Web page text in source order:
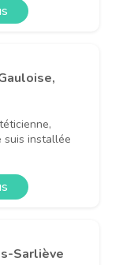
suis installée
Sarliève